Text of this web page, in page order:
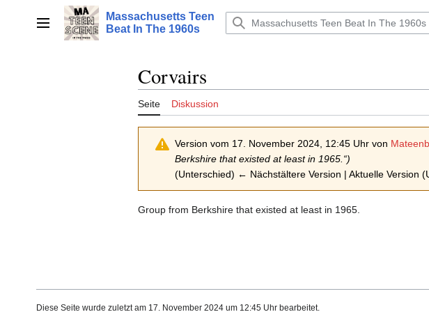
springenHauptmenü
Massachusetts Teen
Beat In The 1960s
Corvairs
Seite Diskussion
Version vom 17. November 2024, 12:45 Uhr von
Berkshire that existed at least in 1965.“)
(Unterschied) ← Nächstältere Version | Aktuelle Version
Group from Berkshire that existed at least in 1965.
Diese Seite wurde zuletzt am 17. November 2024 um 12:45 Uhr bearbeitet.